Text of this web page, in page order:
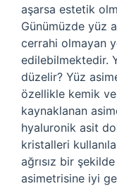
aşarsa estetik
Günümüzde yüz
cerrahi olmayan
edilebilmektedir.
düzelir? Yüz
özellikle kemik
kaynaklanan
hyaluronik asit
kristalleri
ağrısız bir
asimetrisine iyi